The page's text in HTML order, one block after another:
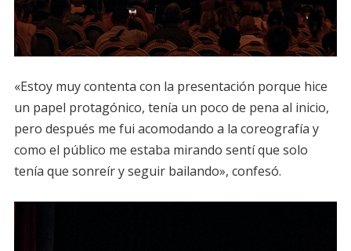
«Estoy muy contenta con la presentación porque hice
un papel protagónico, tenía un poco de pena al inicio,
pero después me fui acomodando a la coreografía y
como el público me estaba mirando sentí que solo
tenía que sonreír y seguir bailando», confesó.